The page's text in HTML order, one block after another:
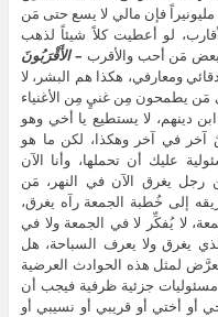
فإن مالي لا يسع حتى مَن
لو أعطيت كلاً شيئاً لذهب
بعض مَن أحب والأقرب –الأَقْرَبُونَ
ومعارفي، هكذا هم البشر، لا
مَن يطمحون مِن غنيٍ مِن الأغنياء
دينهم، لا يستطيع يا أخي وهو
في آخر وهكذا، لكن ما هو
عليك أن تحملها، وأنا الآن
يغرق الآن في النهر، مَن
إلى خُطبة الجمعة رآه يغرق،
لا يُفكِّر لا في الجمعة ولا في
يغرق ولا يعرف السباحة، هل
لمثل هذه الحوادث العرضية
جزئية ظرفية فيجب أن
أو أختي أو قريبي أو نسيبي أو